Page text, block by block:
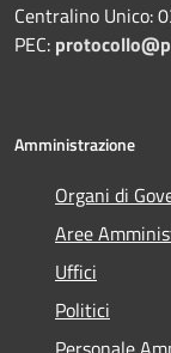
Centralino Unico:
PEC:
Amministrazione
Organi di
Aree
Uffici
Politici